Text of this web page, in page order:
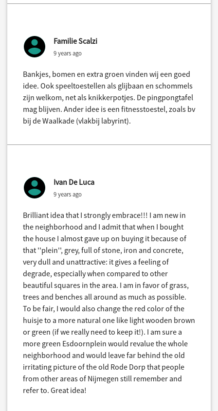
Familie Scalzi
9 years ago
Bankjes, bomen en extra groen vinden wij een goed
idee. Ook speeltoestellen als glijbaan en schommels
zijn welkom, net als knikkerpotjes. De pingpongtafel
mag blijven. Ander idee is een fitnesstoestel, zoals bv
bij de Waalkade (vlakbij labyrint).
Ivan De Luca
9 years ago
Brilliant idea that I strongly embrace!!! I am new in
the neighborhood and I admit that when I bought
the house I almost gave up on buying it because of
that ''plein'', grey, full of stone, iron and concrete,
very dull and unattractive: it gives a feeling of
degrade, especially when compared to other
beautiful squares in the area. I am in favor of grass,
trees and benches all around as much as possible.
To be fair, I would also change the red color of the
huisje to a more natural one like light wooden brown
or green (if we really need to keep it!). I am sure a
more green Esdoornplein would revalue the whole
neighborhood and would leave far behind the old
irritating picture of the old Rode Dorp that people
from other areas of Nijmegen still remember and
refer to. Great idea!